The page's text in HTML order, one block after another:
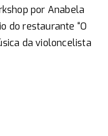
por Anabela
do restaurante “O
da violoncelista